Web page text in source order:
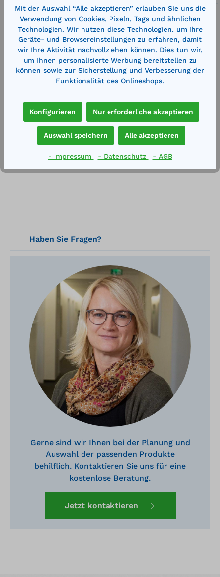
Lieferung frei Haus
Zertifizierte Qualität
zum Umsetzen leerer Containergeeignet für
unisolierte Containeraus Gusseisenanschraubbar
Technische Daten
Haben Sie Fragen?
Gerne sind wir Ihnen bei der Planung und
Auswahl der passenden Produkte
behilflich. Kontaktieren Sie uns für eine
kostenlose Beratung.
Jetzt kontaktieren
Mit der Auswahl “Alle akzeptieren” erlauben Sie uns die
Verwendung von Cookies, Pixeln, Tags und ähnlichen
Technologien. Wir nutzen diese Technologien, um Ihre
Geräte- und Browsereinstellungen zu erfahren, damit
wir Ihre Aktivität nachvollziehen können. Dies tun wir,
um Ihnen personalisierte Werbung bereitstellen zu
können sowie zur Sicherstellung und Verbesserung der
Funktionalität des Onlineshops.
Konfigurieren Nur erforderliche akzeptieren
Auswahl speichern Alle akzeptieren
- Impressum - Datenschutz - AGB